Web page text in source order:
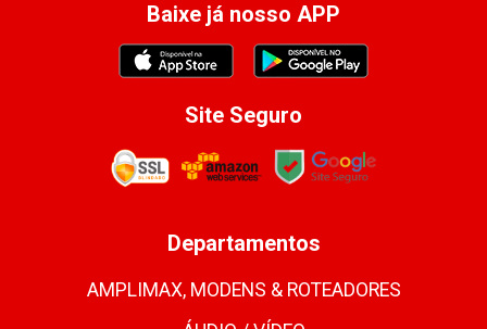
Baixe já nosso APP
Site Seguro
Departamentos
AMPLIMAX, MODENS & ROTEADORES